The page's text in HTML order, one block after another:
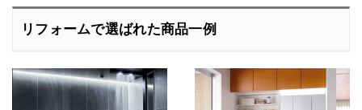
リフォームで選ばれた商品一例